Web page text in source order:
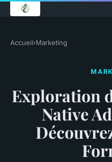
Accueil›Marketing
Exploration
Native